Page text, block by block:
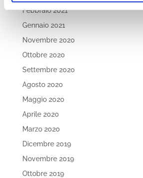
Febbraio 2021
Gennaio 2021
Novembre 2020
Ottobre 2020
Settembre 2020
Agosto 2020
Maggio 2020
Aprile 2020
Marzo 2020
Dicembre 2019
Novembre 2019
Ottobre 2019